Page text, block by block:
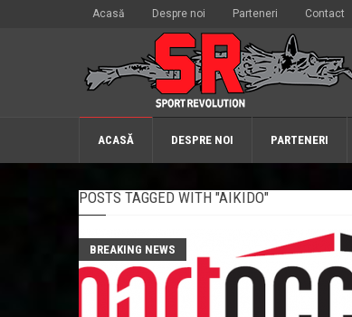
Acasă Despre noi Parteneri Contact
ACASĂ DESPRE NOI PARTENERI
POSTS TAGGED WITH "AIKIDO"
BREAKING NEWS